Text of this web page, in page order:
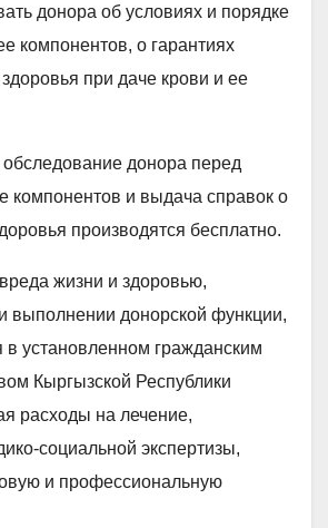
донора об условиях и порядке
компонентов, о гарантиях
при даче крови и ее
донора перед
компонентов и выдача справок о
производятся бесплатно.
жизни и здоровью,
выполнении донорской функции,
в установленном гражданским
Кыргызской Республики
расходы на лечение,
социальной экспертизы,
и профессиональную